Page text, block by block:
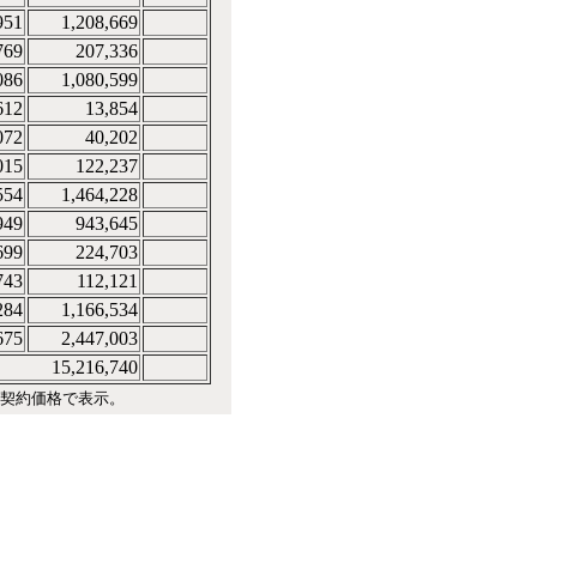
1,208,669
207,336
1,080,599
13,854
40,202
122,237
1,464,228
943,645
224,703
112,121
1,166,534
2,447,003
15,216,740
約価格で表示。